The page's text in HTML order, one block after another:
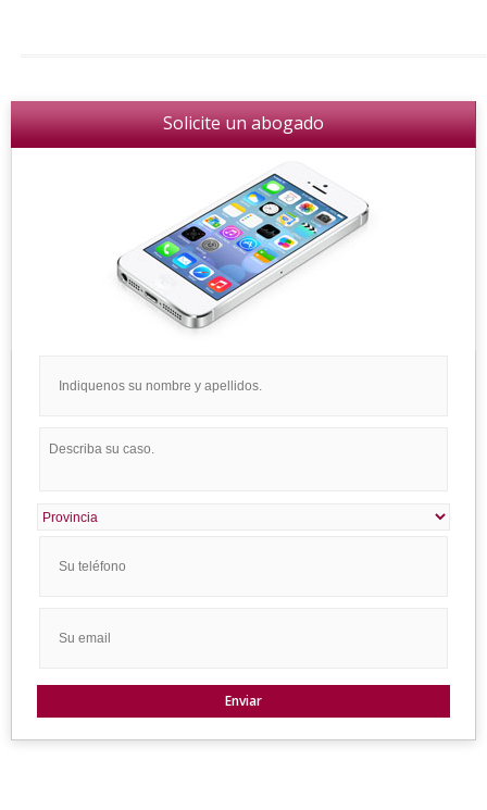
Solicite un abogado